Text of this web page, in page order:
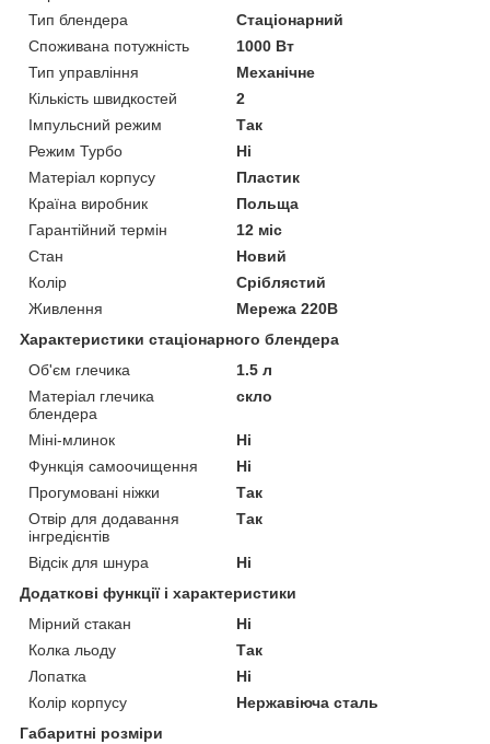
Тип блендера
Стаціонарний
Споживана потужність
1000 Вт
Тип управління
Механічне
Кількість швидкостей
2
Імпульсний режим
Так
Режим Турбо
Ні
Матеріал корпусу
Пластик
Країна виробник
Польща
Гарантійний термін
12 міс
Стан
Новий
Колір
Сріблястий
Живлення
Мережа 220В
Характеристики стаціонарного блендера
Об'єм глечика
1.5 л
Матеріал глечика
блендера
скло
Міні-млинок
Ні
Функція самоочищення
Ні
Прогумовані ніжки
Так
Отвір для додавання
інгредієнтів
Так
Відсік для шнура
Ні
Додаткові функції і характеристики
Мірний стакан
Ні
Колка льоду
Так
Лопатка
Ні
Колір корпусу
Нержавіюча сталь
Габаритні розміри